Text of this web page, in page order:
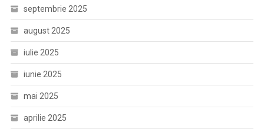
septembrie 2025
august 2025
iulie 2025
iunie 2025
mai 2025
aprilie 2025